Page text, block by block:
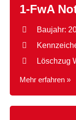
1-FwA
Baujahr:
Löschzug
Mehr erfahren »